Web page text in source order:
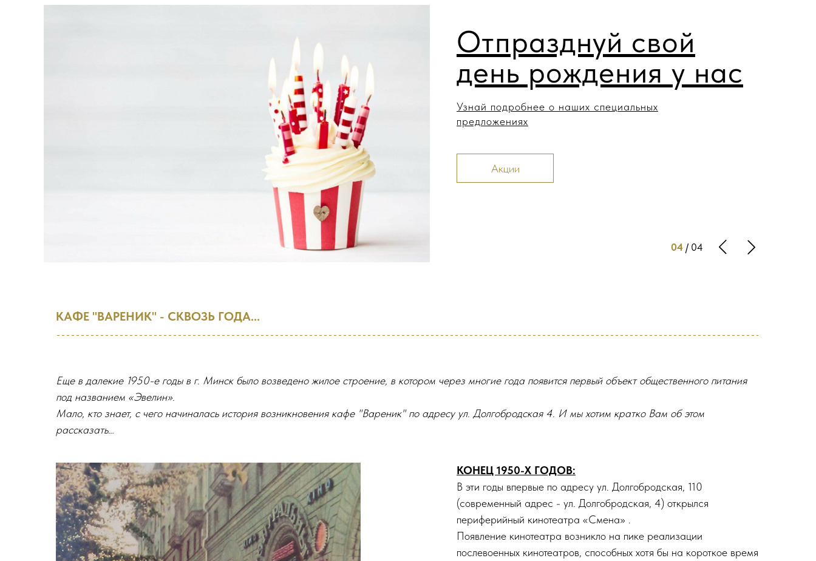
04 / 04
Акции
Узнай подробнее о наших специальных
предложениях
Отпразднуй свой
день рождения у нас
КАФЕ "ВАРЕНИК" - СКВОЗЬ ГОДА...
КОНЕЦ 1950-Х ГОДОВ:
В эти годы впервые по адресу ул. Долгобродская, 110
(современный адрес - ул. Долгобродская, 4) открылся
периферийный кинотеатра «Смена» .
Появление кинотеатра возникло на пике реализации
послевоенных кинотеатров, способных хотя бы на короткое время
Еще в далекие 1950-е годы в г. Минск было возведено жилое строение, в котором через многие года появится первый объект общественного питания
под названием «Эвелин».
Мало, кто знает, с чего начиналась история возникновения кафе "Вареник" по адресу ул. Долгобродская 4. И мы хотим кратко Вам об этом
рассказать…